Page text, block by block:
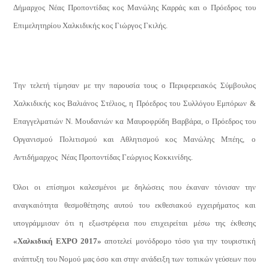
Δήμαρχος Νέας Προποντίδας κος Μανώλης Καρράς και ο Πρόεδρος του
Επιμελητηρίου Χαλκιδικής κος Γιώργος Γκιλής.
Την τελετή τίμησαν με την παρουσία τους ο Περιφερειακός Σύμβουλος
Χαλκιδικής κος Βαλιάνος Στέλιος, η Πρόεδρος του ΣυλλόγουΕμπόρων &
Επαγγελματιών Ν. Μουδανιών κα Μαυροφρύδη Βαρβάρα,ο Πρόεδρος του
Οργανισμού Πολιτισμού και Αθλητισμού κος Μανώλης Μπέης, ο
Αντιδήμαρχος Νέας Προποντίδας Γεώργιος Κοκκινίδης.
Όλοι οι επίσημοι καλεσμένοι με δηλώσεις που έκαναν τόνισαν την
αναγκαιότητα θεσμοθέτησης αυτού του εκθεσιακού εγχειρήματος και
υπογράμμισαν ότι η εξωστρέφεια που επιχειρείται μέσω της έκθεσης
«Χαλκιδική EXPO2017» αποτελεί μονόδρομο τόσο για την τουριστική
ανάπτυξη του Νομού μας όσο και στην ανάδειξη των τοπικών γεύσεων που